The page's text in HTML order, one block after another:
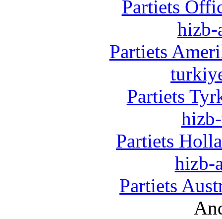
Partiets
hizb-
Partiets
Partiets
Partiets
hizb-
Partiets